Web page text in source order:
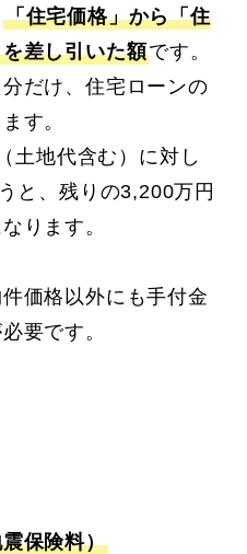
「住宅価格」から「住
差し引いた額です。
だけ、住宅ローンの
す。
土地代含む）に対し
と、残りの3,200万円
ります。
価格以外にも手付金
要です。
保険料）